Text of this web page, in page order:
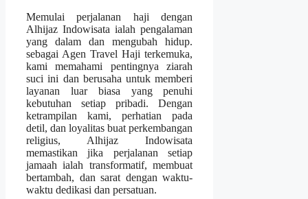
Memulai perjalanan haji dengan
Alhijaz Indowisata ialah pengalaman
yang dalam dan mengubah hidup.
sebagai Agen Travel Haji terkemuka,
kami memahami pentingnya ziarah
suci ini dan berusaha untuk memberi
layanan luar biasa yang penuhi
kebutuhan setiap pribadi. Dengan
ketrampilan kami, perhatian pada
detil, dan loyalitas buat perkembangan
religius, Alhijaz Indowisata
memastikan jika perjalanan setiap
jamaah ialah transformatif, membuat
bertambah, dan sarat dengan waktu-
waktu dedikasi dan persatuan.